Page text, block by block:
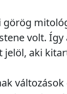
volt.
aki